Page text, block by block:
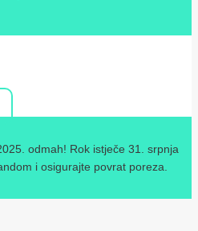
odmah! Rok istječe 31. srpnja
i osigurajte povrat poreza.